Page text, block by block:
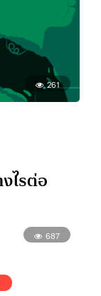
261
ไรต่อ
687